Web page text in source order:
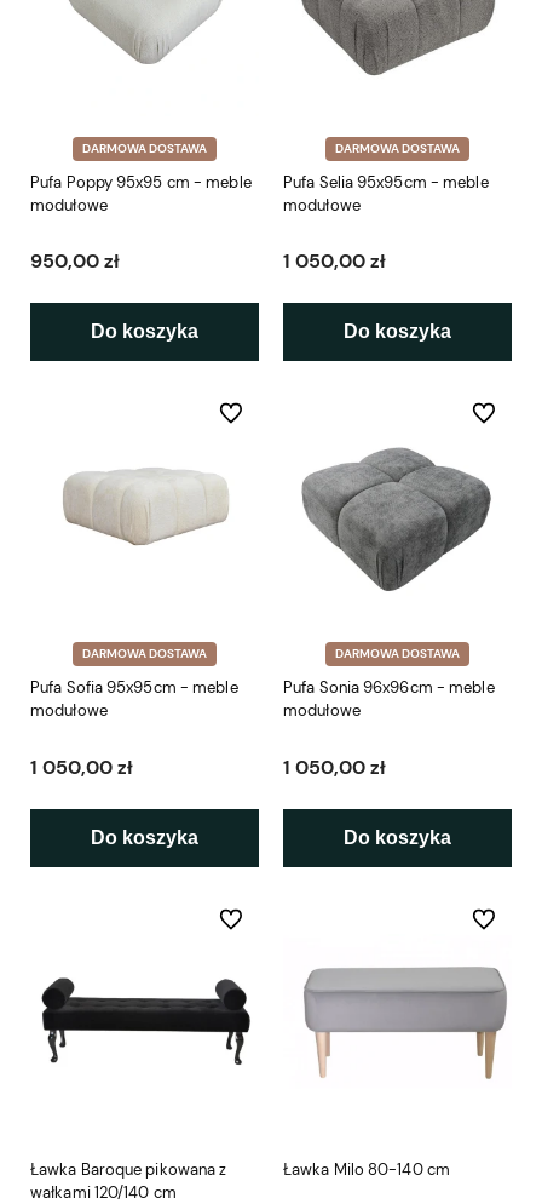
DARMOWA DOSTAWA
Pufa Poppy 95x95 cm - meble
modułowe
950,00 zł
Do koszyka
DARMOWA DOSTAWA
Pufa Selia 95x95cm - meble
modułowe
1 050,00 zł
Do koszyka
DARMOWA DOSTAWA
Pufa Sofia 95x95cm - meble
modułowe
1 050,00 zł
Do koszyka
Do ulubionych
DARMOWA DOSTAWA
Pufa Sonia 96x96cm - meble
modułowe
1 050,00 zł
Do koszyka
Do
Ławka Baroque pikowana z
wałkami 120/140 cm
Do ulubionych
Ławka Milo 80-140 cm
Do